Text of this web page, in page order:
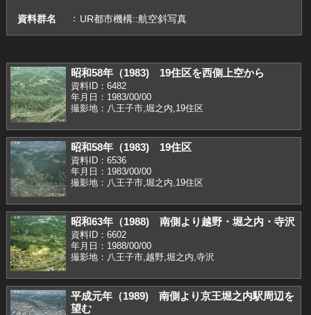
資料群名 UR都市機構::航空斜写真
昭和58年（1983) 19住区を西側上空から
資料ID：6482
年月日：1983/00/00
撮影地：八王子市,堀之内,19住区
昭和58年（1983) 19住区
資料ID：6536
年月日：1983/00/00
撮影地：八王子市,堀之内,19住区
昭和63年（1988) 南側より越野・堀之内・寺沢
資料ID：6602
年月日：1988/00/00
撮影地：八王子市,越野,堀之内,寺沢
平成元年（1989) 南側より京王堀之内駅周辺を
望む